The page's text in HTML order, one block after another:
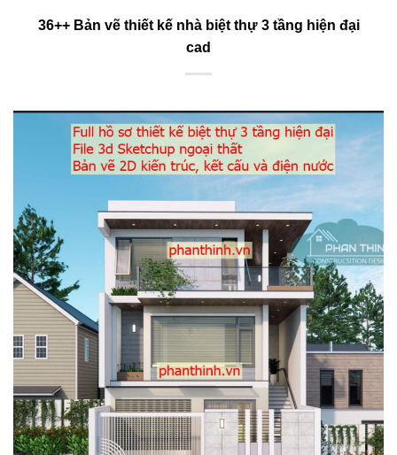
36++ Bản vẽ thiết kế nhà biệt thự 3 tầng hiện đại
cad